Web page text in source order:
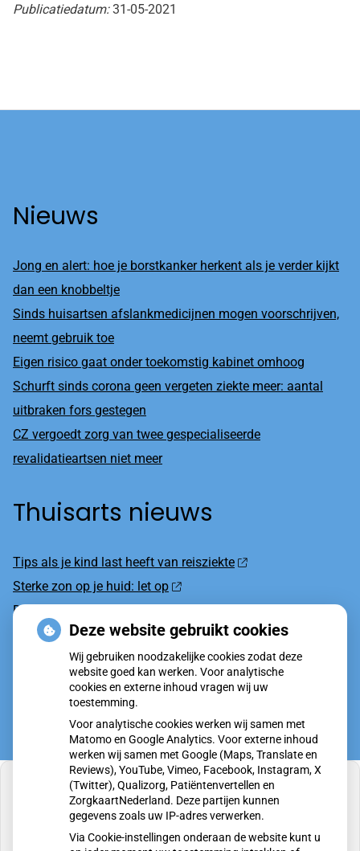
Publicatiedatum:31-05-2021
Nieuws
Jong en alert: hoe je borstkanker herkent als je verder kijkt
dan een knobbeltje
Sinds huisartsen afslankmedicijnen mogen voorschrijven,
neemt gebruik toe
Eigen risico gaat onder toekomstig kabinet omhoog
Schurft sinds corona geen vergeten ziekte meer: aantal
uitbraken fors gestegen
CZ vergoedt zorg van twee gespecialiseerde
revalidatieartsen niet meer
Thuisarts nieuws
Tips als je kind last heeft van reisziekte
Sterke zon op je huid: let op
Denk je na over een borstvergroting?
Twijfel over gender? Hier vind je hulp
Klachten door de eiken-processierups?
U heeft geen toestemming gegeven voor
externe inhoud die nodig is om dit te zien.
Deze website gebruikt cookies
Wij gebruiken noodzakelijke cookies zodat deze
website goed kan werken. Voor analytische
cookies en externe inhoud vragen wij uw
toestemming.
Voor analytische cookies werken wij samen met
Matomo en Google Analytics. Voor externe inhoud
werken wij samen met Google (Maps, Translate en
Reviews), YouTube, Vimeo, Facebook, Instagram, X
(Twitter), Qualizorg, Patiëntenvertellen en
ZorgkaartNederland. Deze partijen kunnen
gegevens zoals uw IP-adres verwerken.
Via Cookie-instellingen onderaan de website kunt u